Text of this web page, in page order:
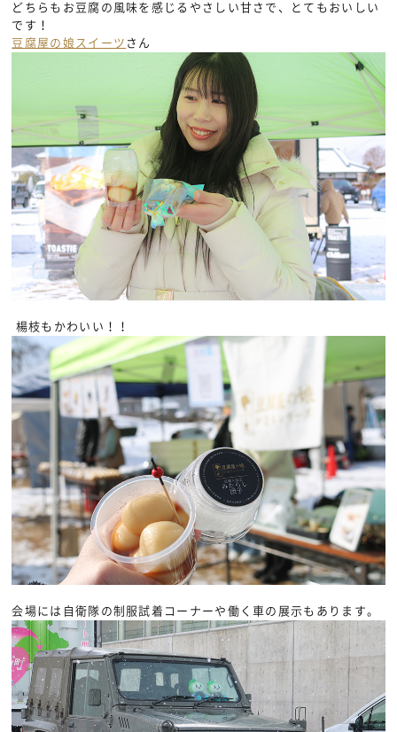
どちらもお豆腐の風味を感じるやさしい甘さで、とてもおいしい
です！
豆腐屋の娘スイーツ さん
楊枝もかわいい！！
会場には自衛隊の制服試着コーナーや働く車の展示もあります。